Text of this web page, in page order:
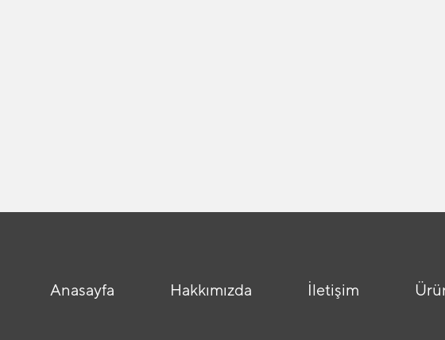
Anasayfa Hakkımızda İletişim